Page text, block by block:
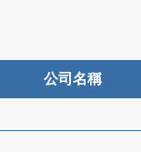
公司名稱